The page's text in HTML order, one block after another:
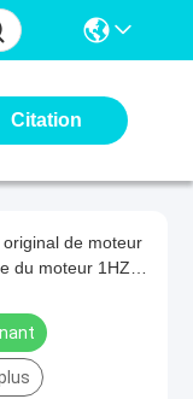
Citation
de moteur
du moteur 1HZ